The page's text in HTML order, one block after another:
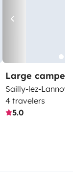
Large
Sailly-lez-Lannoy
4 travelers
5.0